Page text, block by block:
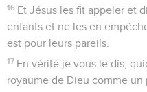
16 Et Jésus les fit appeler et
enfants et ne les en
est pour leurs pareils.
17 En vérité je vous le dis,
royaume de Dieu comme un